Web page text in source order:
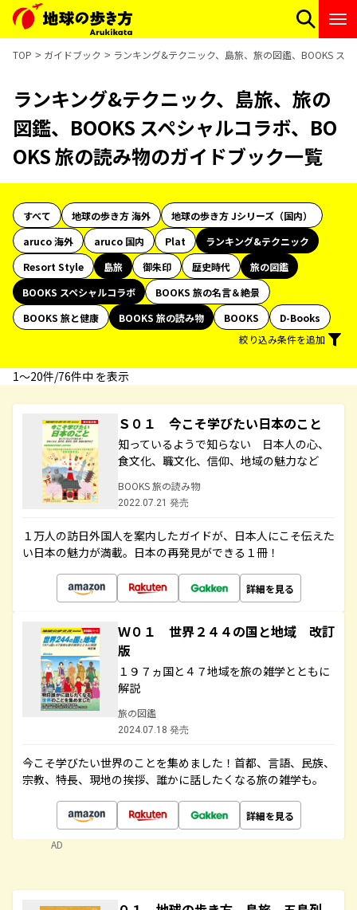
TOP ガイドブック ランキング&テクニック、島旅、旅の図鑑、BOOKS ス
ランキング&テクニック、島旅、旅の
図鑑、BOOKS スペシャルコラボ、BO
OKS 旅の読み物のガイドブック一覧
すべて 地球の歩き方 海外
地球の歩き方 Jシリーズ（国内）
aruco 海外
aruco 国内 Plat
ランキング&テクニック
Resort Style
島旅 御朱印 歴史時代
旅の図鑑
BOOKS スペシャルコラボ
BOOKS 旅の名言＆絶景
BOOKS 旅と健康
BOOKS 旅の読み物 BOOKS
D-Books
絞り込み条件を追加
1〜20件/76件中 を表示
Ｓ０１ 今こそ学びたい日本のこと
知っているようで知らない 日本人の心、
食文化、職文化、信仰、地域の魅力など
BOOKS 旅の読み物
2022.07.21 発売
１万人の訪日外国人を案内したガイドが、日本人にこそ伝えた
い日本の魅力が満載。日本の再発見ができる１冊！
詳細を見る
Ｗ０１ 世界２４４の国と地域 改訂
版
１９７ヵ国と４７地域を旅の雑学とともに
解説
旅の図鑑
2024.07.18 発売
今こそ学びたい世界のことを集めました！首都、言語、民族、
宗教、特長、現地の挨拶、誰かに話したくなる旅の雑学も。
詳細を見る
AD